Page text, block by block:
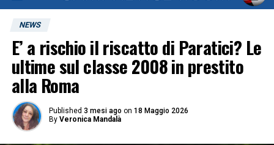
NEWS
E’ a rischio il riscatto di Paratici? Le
ultime sul classe 2008 in prestito
alla Roma
Published 3 mesi ago on 18 Maggio 2026
By Veronica Mandalà